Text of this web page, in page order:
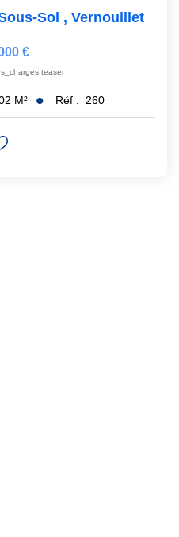
Sol , Vernouillet
€
M² Réf : 260